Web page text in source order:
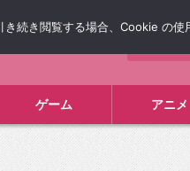
ゲーム アニメ
続き閲覧する場合、Cookie の使